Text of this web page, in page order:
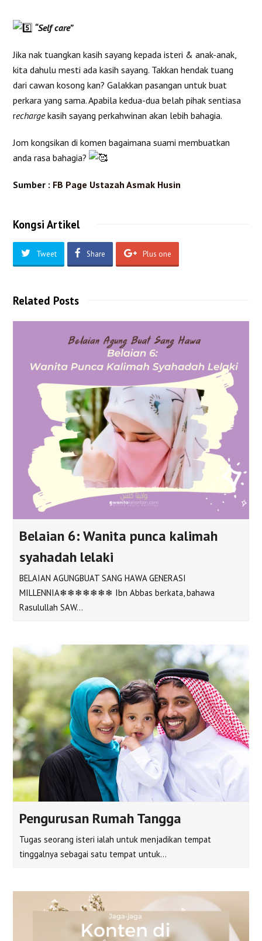
“Self care”
Jika nak tuangkan kasih sayang kepada isteri & anak-anak,
kita dahulu mesti ada kasih sayang. Takkan hendak tuang
dari cawan kosong kan? Galakkan pasangan untuk buat
perkara yang sama. Apabila kedua-dua belah pihak sentiasa
rechargekasih sayang perkahwinan akan lebih bahagia.
Jom kongsikan di komen bagaimana suami membuatkan
anda rasa bahagia?
Sumber : FB Page Ustazah Asmak Husin
Kongsi Artikel
Tweet Share Plus one
Related Posts
Belaian 6: Wanita punca kalimah
syahadah lelaki
BELAIAN AGUNGBUAT SANG HAWA GENERASI
MILLENNIA❄❄❄❄❄❄❄ Ibn Abbas berkata, bahawa
Rasulullah SAW…
Pengurusan Rumah Tangga
Tugas seorang isteri ialah untuk menjadikan tempat
tinggalnya sebagai satu tempat untuk…